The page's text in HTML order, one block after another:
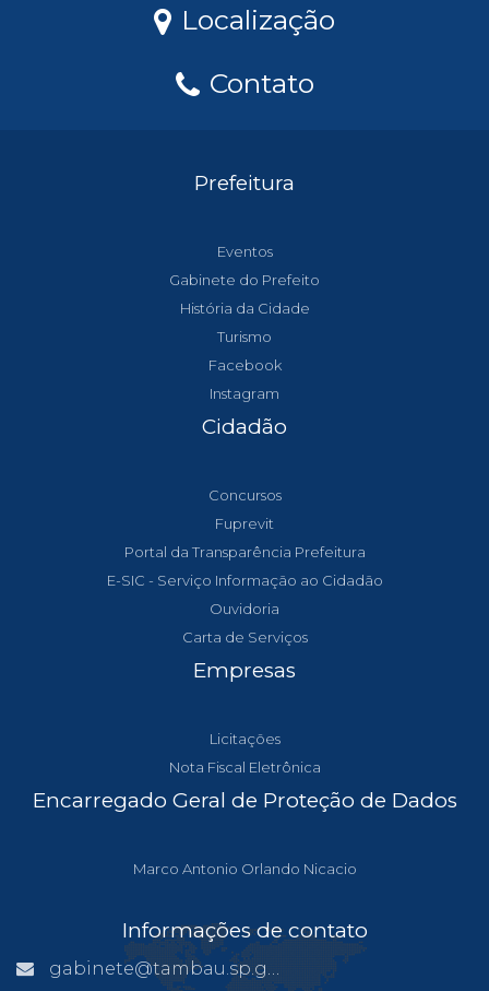
Localização
Contato
Prefeitura
Eventos
Gabinete do Prefeito
História da Cidade
Turismo
Facebook
Instagram
Cidadão
Concursos
Fuprevit
Portal da Transparência Prefeitura
E-SIC - Serviço Informação ao Cidadão
Ouvidoria
Carta de Serviços
Empresas
Licitações
Nota Fiscal Eletrônica
Encarregado Geral de Proteção de Dados
Marco Antonio Orlando Nicacio
Informações de contato
gabinete@tambau.sp.gov.br